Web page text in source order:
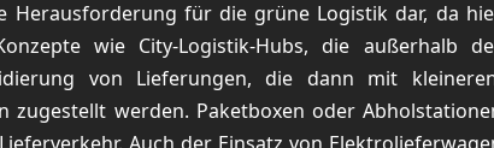
Herausforderung für die grüne Logistik dar, da
wie City-Logistik-Hubs, die außerhalb
von Lieferungen, die dann mit
zugestellt werden. Paketboxen oder
Auch der Einsatz von